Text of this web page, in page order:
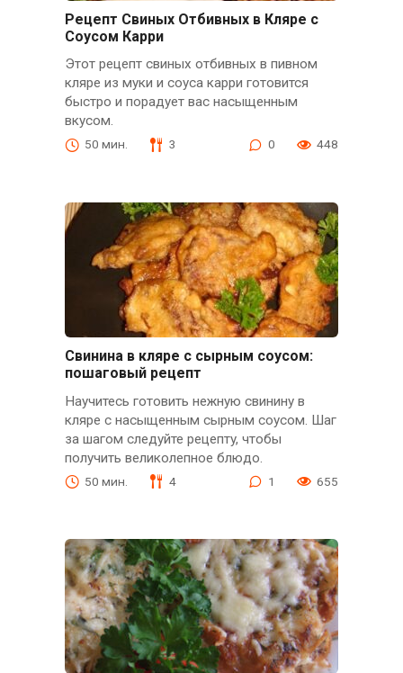
Рецепт Свиных Отбивных в Кляре с
Соусом Карри
Этот рецепт свиных отбивных в пивном
кляре из муки и соуса карри готовится
быстро и порадует вас насыщенным
вкусом.
50 мин. 3 0 448
Свинина в кляре с сырным соусом:
пошаговый рецепт
Научитесь готовить нежную свинину в
кляре с насыщенным сырным соусом. Шаг
за шагом следуйте рецептy, чтобы
получить великолепное блюдо.
50 мин. 4 1 655